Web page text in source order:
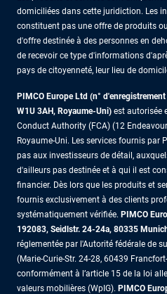
domiciliées dans cette juridiction. Les
constituent pas une offre de produits
d'offre destinée à des personnes en
de recevoir ce type d'informations
pays de citoyenneté, leur lieu de
PIMCO Europe Ltd (n°
W1U 3AH, Royaume-Uni) est autorisée
Conduct Authority (FCA) (12
Royaume-Uni. Les services fournis par
pas aux investisseurs de détail,
d'ailleurs pas destinée et à qui il est
financier. Dès lors que les produits et
fournis exclusivement à des clients
systématiquement vérifiée. PIMCO
192083, Seidlstr. 24-24a, 80335
réglementée par l'Autorité fédérale de
(Marie-Curie-Str. 24-28, 60439
conformément à l’article 15 de la loi
valeurs mobilières (WpIG). PIMCO